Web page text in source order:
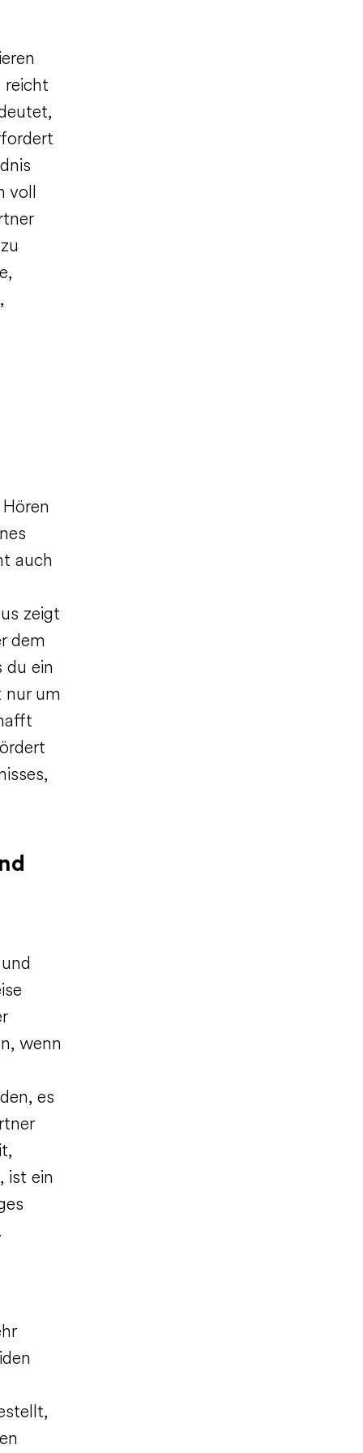
reicht
auch
zeigt
dem
du ein
nur um
wenn
es
ist ein